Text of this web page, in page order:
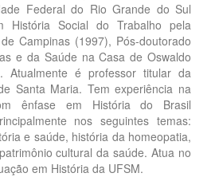
Federal do Rio Grande do Sul
História Social do Trabalho pela
Campinas (1997), Pós-doutorado
e da Saúde na Casa de Oswaldo
Atualmente é professor titular da
Santa Maria. Tem experiência na
ênfase em História do Brasil
nos seguintes temas:
e saúde, história da homeopatia,
cultural da saúde. Atua no
em História da UFSM.